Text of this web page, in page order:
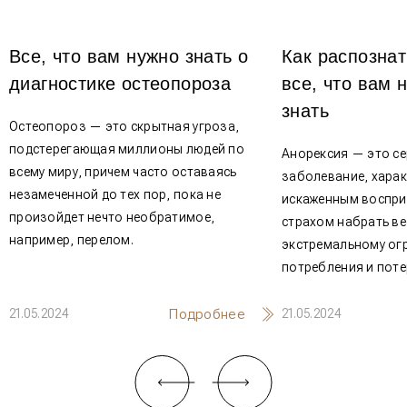
Все, что вам нужно знать о
диагностике остеопороза
Остеопороз — это скрытная угроза,
подстерегающая миллионы людей по
всему миру, причем часто оставаясь
незамеченной до тех пор, пока не
произойдет нечто необратимое,
например, перелом.
21.05.2024 Подробнее
Как
все, что вам
знать
Анорексия — это
заболевание,
искаженным
страхом набрать
экстремальному
потребления и
21.05.2024